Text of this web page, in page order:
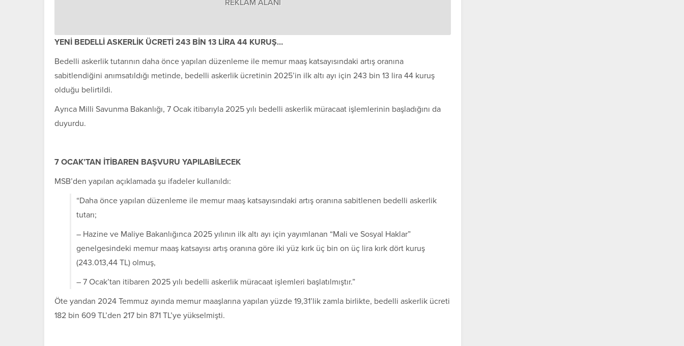
REKLAM ALANI
YENİ BEDELLİ ASKERLİK ÜCRETİ 243 BİN 13 LİRA 44 KURUŞ…
Bedelli askerlik tutarının daha önce yapılan düzenleme ile memur maaş katsayısındaki artış oranına
sabitlendiğini anımsatıldığı metinde, bedelli askerlik ücretinin 2025’in ilk altı ayı için 243 bin 13 lira 44 kuruş
olduğu belirtildi.
Ayrıca Milli Savunma Bakanlığı, 7 Ocak itibarıyla 2025 yılı bedelli askerlik müracaat işlemlerinin başladığını da
duyurdu.
7 OCAK’TAN İTİBAREN BAŞVURU YAPILABİLECEK
MSB’den yapılan açıklamada şu ifadeler kullanıldı:
“Daha önce yapılan düzenleme ile memur maaş katsayısındaki artış oranına sabitlenen bedelli askerlik
tutarı;
– Hazine ve Maliye Bakanlığınca 2025 yılının ilk altı ayı için yayımlanan “Mali ve Sosyal Haklar”
genelgesindeki memur maaş katsayısı artış oranına göre iki yüz kırk üç bin on üç lira kırk dört kuruş
(243.013,44 TL) olmuş,
– 7 Ocak’tan itibaren 2025 yılı bedelli askerlik müracaat işlemleri başlatılmıştır.”
Öte yandan 2024 Temmuz ayında memur maaşlarına yapılan yüzde 19,31’lik zamla birlikte, bedelli askerlik ücreti
182 bin 609 TL’den 217 bin 871 TL’ye yükselmişti.